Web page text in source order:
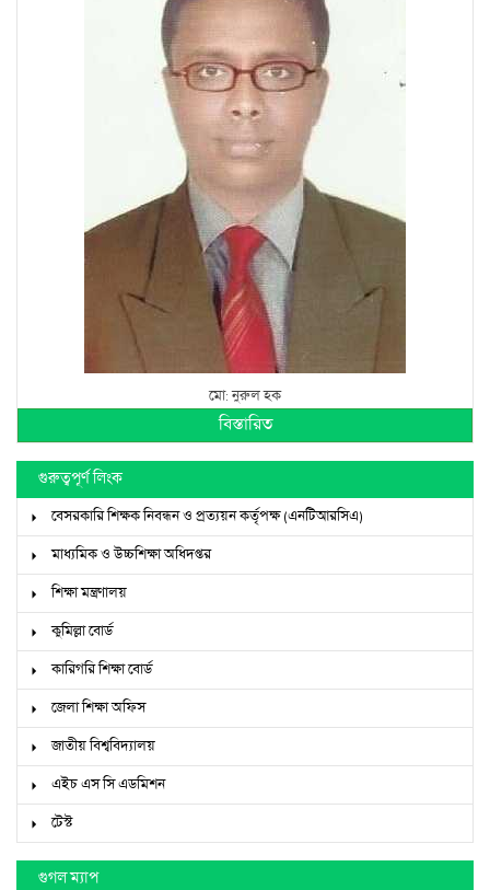
মো: নুরুল হক
বিস্তারিত
গুরুত্বপূর্ণ লিংক
বেসরকারি শিক্ষক নিবন্ধন ও প্রত্যয়ন কর্তৃপক্ষ (এনটিআরসিএ)
মাধ্যমিক ও উচ্চশিক্ষা অধিদপ্তর
শিক্ষা মন্ত্রণালয়
কুমিল্লা বোর্ড
কারিগরি শিক্ষা বোর্ড
জেলা শিক্ষা অফিস
জাতীয় বিশ্ববিদ্যালয়
এইচ এস সি এডমিশন
টেস্ট
গুগল ম্যাপ